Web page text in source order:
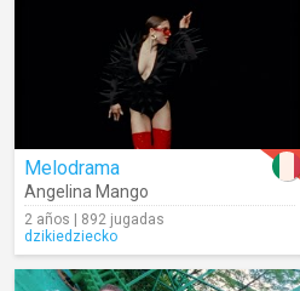
Melodrama
Angelina Mango
2 años | 892 jugadas
dzikiedziecko